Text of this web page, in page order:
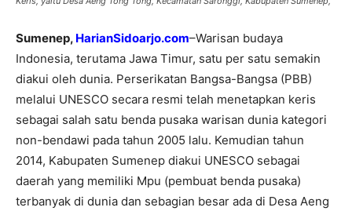
Sumenep, HarianSidoarjo.com–Warisan budaya
Indonesia, terutama Jawa Timur, satu per satu semakin
diakui oleh dunia. Perserikatan Bangsa-Bangsa (PBB)
melalui UNESCO secara resmi telah menetapkan keris
sebagai salah satu benda pusaka warisan dunia kategori
non-bendawi pada tahun 2005 lalu. Kemudian tahun
2014, Kabupaten Sumenep diakui UNESCO sebagai
daerah yang memiliki Mpu (pembuat benda pusaka)
terbanyak di dunia dan sebagian besar ada di Desa Aeng